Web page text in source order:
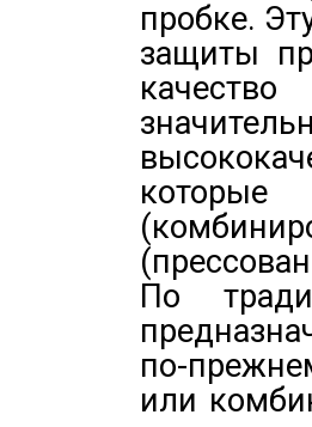
пробке.
защиты
По
по-
или